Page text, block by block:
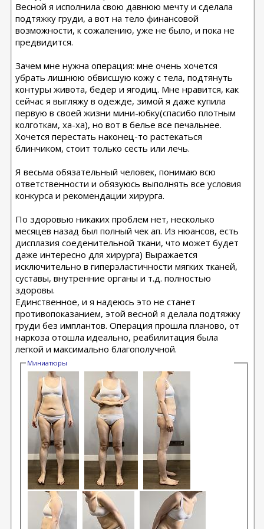
Весной я исполнила свою давнюю мечту и сделала
подтяжку груди, а вот на тело финансовой
возможности, к сожалению, уже не было, и пока не
предвидится.
Зачем мне нужна операция: мне очень хочется
убрать лишнюю обвисшую кожу с тела, подтянуть
контуры живота, бедер и ягодиц. Мне нравится, как
сейчас я выгляжу в одежде, зимой я даже купила
первую в своей жизни мини-юбку(спасибо плотным
колготкам, ха-ха), но вот в белье все печальнее.
Хочется перестать наконец-то растекаться
блинчиком, стоит только сесть или лечь.
Я весьма обязательный человек, понимаю всю
ответственности и обязуюсь выполнять все условия
конкурса и рекомендации хирурга.
По здоровью никаких проблем нет, несколько
месяцев назад был полный чек ап. Из нюансов, есть
дисплазия соеденительной ткани, что может будет
даже интересно для хирурга) Выражается
исключительно в гиперэластичности мягких тканей,
суставы, внутренние органы и т.д. полностью
здоровы.
Единственное, и я надеюсь это не станет
противопоказанием, этой весной я делала подтяжку
груди без имплантов. Операция прошла планово, от
наркоза отошла идеально, реабилитация была
легкой и максимально благополучной.
Миниатюры